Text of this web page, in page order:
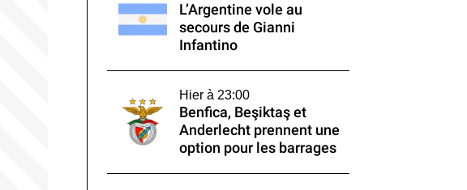
L’Argentine vole au
secours de Gianni
Infantino
Hier à 23:00
Benfica, Beşiktaş et
Anderlecht prennent une
option pour les barrages